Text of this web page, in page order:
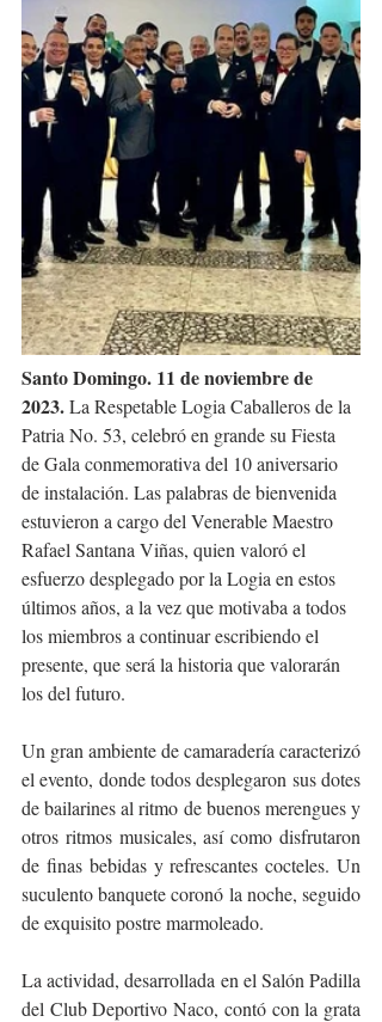
Santo Domingo. 11 de noviembre de
2023. La Respetable Logia Caballeros de la
Patria No. 53, celebró en grande su Fiesta
de Gala conmemorativa del 10 aniversario
de instalación. Las palabras de bienvenida
estuvieron a cargo del Venerable Maestro
Rafael Santana Viñas, quien valoró el
esfuerzo desplegado por la Logia en estos
últimos años, a la vez que motivaba a todos
los miembros a continuar escribiendo el
presente, que será la historia que valorarán
los del futuro.
Un gran ambiente de camaradería caracterizó
el evento, donde todos desplegaron sus dotes
de bailarines al ritmo de buenos merengues y
otros ritmos musicales, así como disfrutaron
de finas bebidas y refrescantes cocteles. Un
suculento banquete coronó la noche, seguido
de exquisito postre marmoleado.
La actividad, desarrollada en el Salón Padilla
del Club Deportivo Naco, contó con la grata